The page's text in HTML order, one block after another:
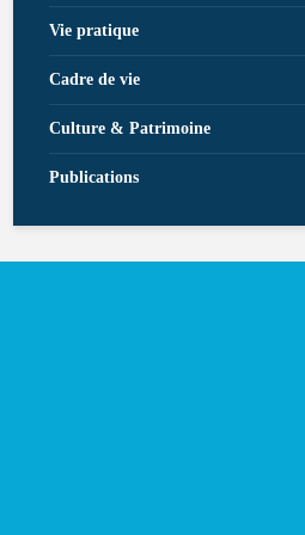
Vie pratique
Cadre de vie
Culture & Patrimoine
Publications